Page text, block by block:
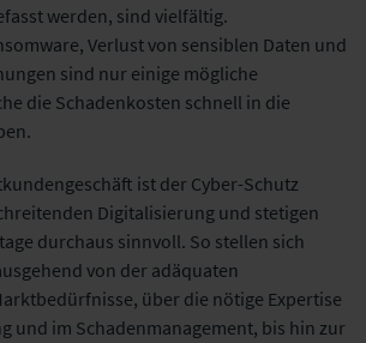
werden, sind vielfältig.
Verlust von sensiblen Daten und
sind nur einige mögliche
die Schadenkosten schnell in die
ist der Cyber-Schutz
Digitalisierung und stetigen
durchaus sinnvoll. So stellen sich
von der adäquaten
über die nötige Expertise
und im Schadenmanagement, bis hin zur